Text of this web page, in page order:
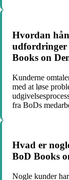
Hvordan
udfordringer
Books on
Kunderne
med at løse
fra BoDs
Hvad er
BoD Books
Nogle kunder